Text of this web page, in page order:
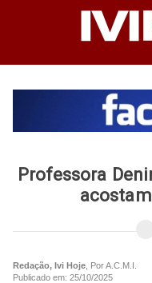
Professora
Redação, Ivi Hoje , Por A.C.M.I.
Publicado em: 25/10/2025